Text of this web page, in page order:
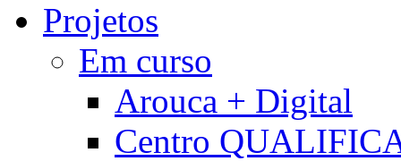
Projetos
Em curso
Arouca + Digital
Centro